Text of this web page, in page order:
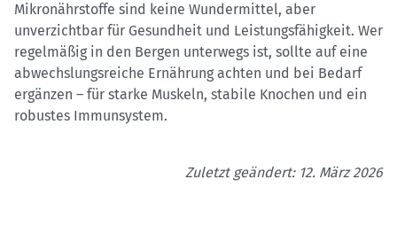
Mikronährstoffe sind keine Wundermittel, aber
unverzichtbar für Gesundheit und Leistungsfähigkeit. Wer
regelmäßig in den Bergen unterwegs ist, sollte auf eine
abwechslungsreiche Ernährung achten und bei Bedarf
ergänzen – für starke Muskeln, stabile Knochen und ein
robustes Immunsystem.
Zuletzt geändert: 12. März 2026